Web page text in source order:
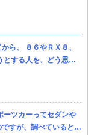
ら、 ８６やＲＸ８、
とする人を、どう思い
ーツカーってセダンや
すが、調べていると箱